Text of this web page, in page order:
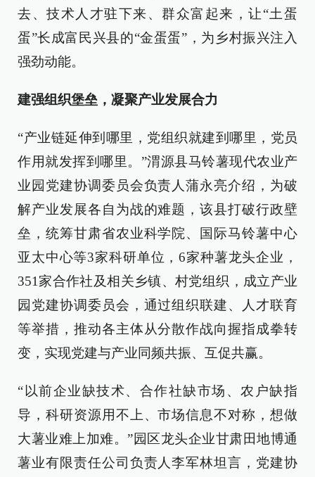
去、技术人才驻下来、群众富起来，让“土蛋
蛋”长成富民兴县的“金蛋蛋”，为乡村振兴注入
强劲动能。
建强组织堡垒，凝聚产业发展合力
“产业链延伸到哪里，党组织就建到哪里，党员
作用就发挥到哪里。”渭源县马铃薯现代农业产
业园党建协调委员会负责人蒲永亮介绍，为破
解产业发展各自为战的难题，该县打破行政壁
垒，统筹甘肃省农业科学院、国际马铃薯中心
亚太中心等3家科研单位，6家种薯龙头企业，
351家合作社及相关乡镇、村党组织，成立产业
园党建协调委员会，通过组织联建、人才联育
等举措，推动各主体从分散作战向握指成拳转
变，实现党建与产业同频共振、互促共赢。
“以前企业缺技术、合作社缺市场、农户缺指
导，科研资源用不上、市场信息不对称，想做
大薯业难上加难。”园区龙头企业甘肃田地博通
薯业有限责任公司负责人李军林坦言，党建协